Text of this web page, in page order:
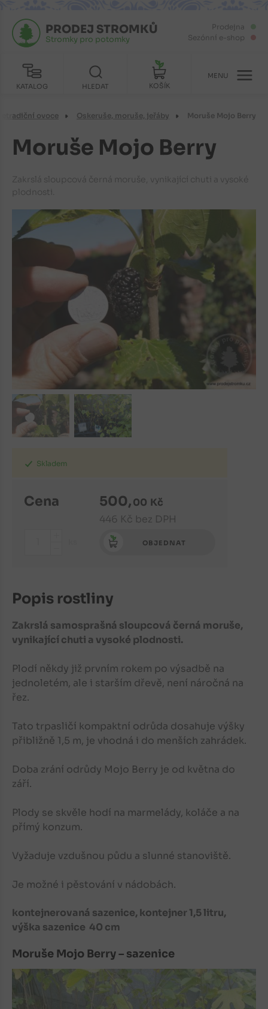
Prodejna
Sezónní e-shop
KATALOG
PRODEJ STROMKŮ
Stromky pro potomky
HLEDAT KOŠÍK
MENU
ovoce Oskeruše, moruše, jeřáby Moruše Mojo Berry
Moruše Mojo Berry
Zakrslá sloupcová černá moruše, vynikající chuti a vysoké
plodnosti.
Skladem
Cena 500,00 Kč
446 Kč bez DPH
OBJEDNAT
Popis rostliny
Zakrslá samosprašná sloupcová černá moruše,
vynikající chuti a vysoké plodnosti.
Plodí někdy již prvním rokem po výsadbě na
jednoletém, ale i starším dřevě, není náročná na
řez.
Tato trpasličí kompaktní odrůda dosahuje výšky
přibližně 1,5 m, je vhodná i do menších zahrádek.
Doba zrání odrůdy Mojo Berry je od května do
září.
Plody se skvěle hodí na marmelády, koláče a na
přímý konzum.
Vyžaduje vzdušnou půdu a slunné stanoviště.
Je možné i pěstování v nádobách.
kontejnerovaná sazenice, kontejner 1,5 litru,
výška sazenice 40 cm
Moruše Mojo Berry – sazenice